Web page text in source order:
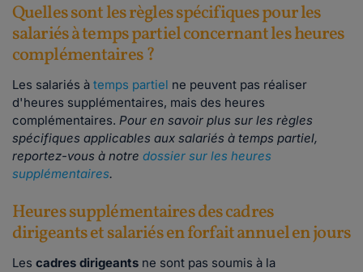
Quelles sont les règles spécifiques pour les
salariés à temps partiel concernant les heures
complémentaires ?
Les salariés à temps partiel ne peuvent pas réaliser
d'heures supplémentaires, mais des heures
complémentaires. Pour en savoir plus sur les règles
spécifiques applicables aux salariés à temps partiel,
reportez-vous à notre dossier sur les heures
supplémentaires.
Heures supplémentaires des cadres
dirigeants et salariés en forfait annuel en jours
Les cadres dirigeants ne sont pas soumis à la